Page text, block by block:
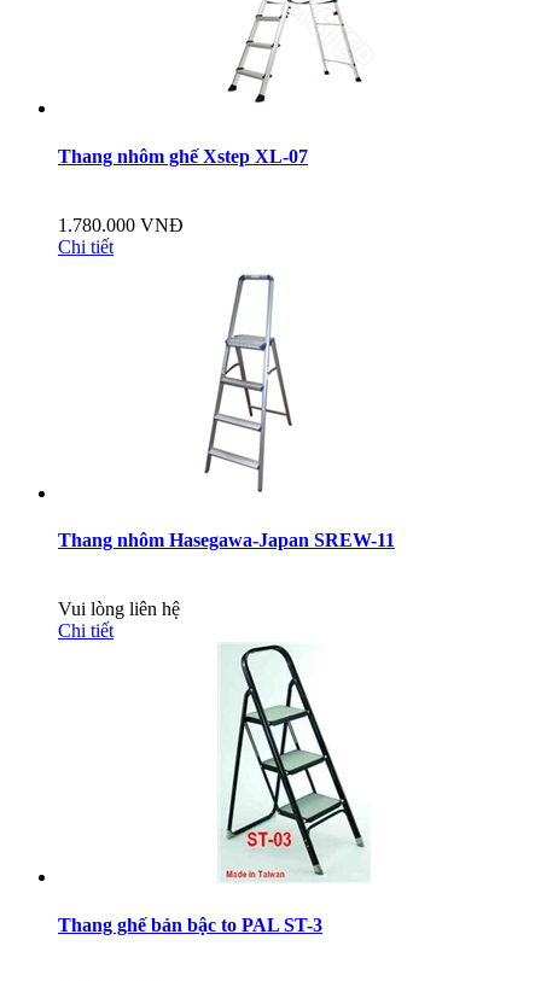
Thang nhôm ghế Xstep XL-07
1.780.000 VNĐ
Chi tiết
Thang nhôm Hasegawa-Japan SREW-11
Vui lòng liên hệ
Chi tiết
Thang ghế bản bậc to PAL ST-3